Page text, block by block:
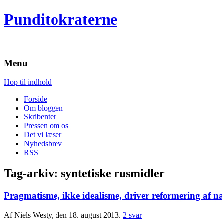
Punditokraterne
Menu
Hop til indhold
Forside
Om bloggen
Skribenter
Pressen om os
Det vi læser
Nyhedsbrev
RSS
Tag-arkiv: syntetiske rusmidler
Pragmatisme, ikke idealisme, driver reformering af
Af Niels Westy, den 18. august 2013. 2 svar